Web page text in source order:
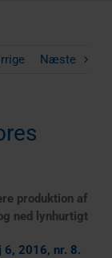
Næste
produktion af
ned lynhurtigt
6, 2016, nr. 8.